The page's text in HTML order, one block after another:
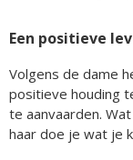
Een positieve
Volgens de dame
positieve houding
te aanvaarden.
haar doe je wat je